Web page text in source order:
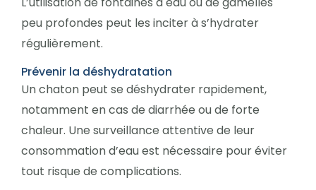
peu profondes peut les inciter à s’hydrater
régulièrement.
Prévenir la déshydratation
Un chaton peut se déshydrater rapidement,
notamment en cas de diarrhée ou de forte
chaleur. Une surveillance attentive de leur
consommation d’eau est nécessaire pour éviter
tout risque de complications.